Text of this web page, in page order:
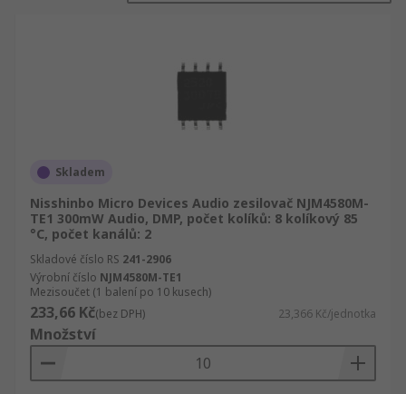
produktů. Nacházejí se v hudebních soustavách
klávesnicích a mnohých dalších zařízení, ve
integrovaných obvodů audio
lze rozlišit podle několika vlastností:• Typ
zesilovače, například digitální, provozní nebo
sluchátkový• Maximální výkon, ve wattech, v
závislosti na potřebné velikosti a rozsahu
zesílení• Typ vstupního a výstupního signálu, v
závislosti na tom, zda chcete stereofonní nebo
monofonní zvuk
Skladem
Nisshinbo Micro Devices Audio zesilovač NJM4580M-
TE1 300mW Audio, DMP, počet kolíků: 8 kolíkový 85
°C, počet kanálů: 2
Skladové číslo RS 241-2906
Výrobní číslo NJM4580M-TE1
Mezisoučet (1 balení po 10 kusech)
233,66 Kč(bez DPH) 23,366 Kč/jednotka
Množství